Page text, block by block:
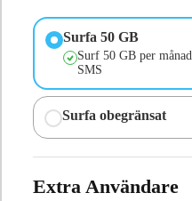
Surfa 50 GB
Surf 50 GB per
SMS
Surfa obegränsat
Extra Användare